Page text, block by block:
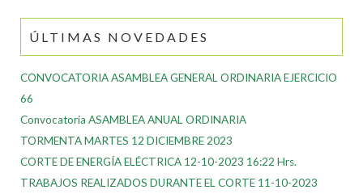
ÚLTIMAS NOVEDADES
CONVOCATORIA ASAMBLEA GENERAL ORDINARIA EJERCICIO
66
Convocatoria ASAMBLEA ANUAL ORDINARIA
TORMENTA MARTES 12 DICIEMBRE 2023
CORTE DE ENERGÍA ELÉCTRICA 12-10-2023 16:22 Hrs.
TRABAJOS REALIZADOS DURANTE EL CORTE 11-10-2023